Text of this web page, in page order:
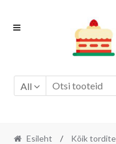
Skip
Skip
All
Esileht /
Kõik